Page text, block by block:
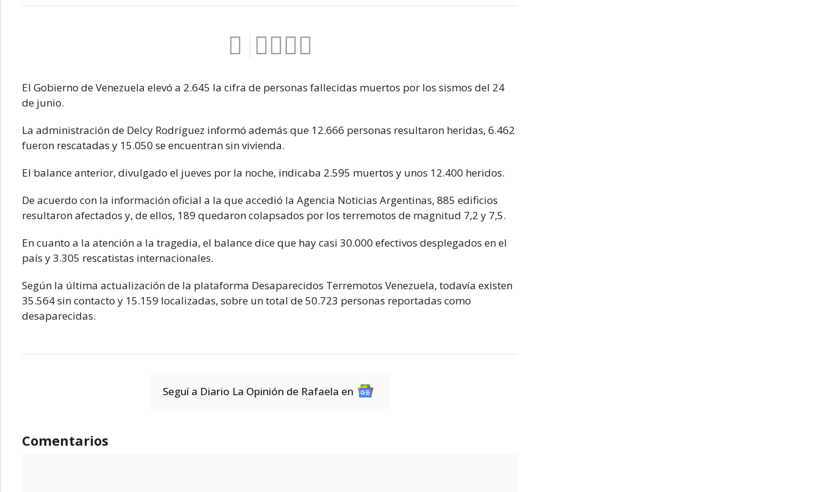
El Gobierno de Venezuela elevó a 2.645 la cifra de personas fallecidas muertos por los sismos del 24
de junio.
La administración de Delcy Rodríguez informó además que 12.666 personas resultaron heridas, 6.462
fueron rescatadas y 15.050 se encuentran sin vivienda.
El balance anterior, divulgado el jueves por la noche, indicaba 2.595 muertos y unos 12.400 heridos.
De acuerdo con la información oficial a la que accedió la Agencia Noticias Argentinas, 885 edificios
resultaron afectados y, de ellos, 189 quedaron colapsados por los terremotos de magnitud 7,2 y 7,5.
En cuanto a la atención a la tragedia, el balance dice que hay casi 30.000 efectivos desplegados en el
país y 3.305 rescatistas internacionales.
Según la última actualización de la plataforma Desaparecidos Terremotos Venezuela, todavía existen
35.564 sin contacto y 15.159 localizadas, sobre un total de 50.723 personas reportadas como
desaparecidas.
Seguí a Diario La Opinión de Rafaela en
Comentarios